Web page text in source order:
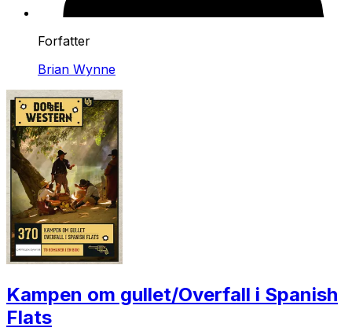
Forfatter
Brian Wynne
Kampen om gullet/Overfall i Spanish
Flats